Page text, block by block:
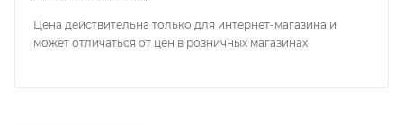
Цена действительна только для интернет-магазина и
может отличаться от цен в розничных магазинах